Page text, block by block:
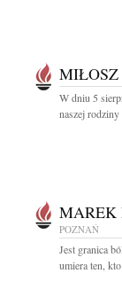
W dniu 5
naszej
MAREK
POZNAŃ
Jest granica
umiera ten,